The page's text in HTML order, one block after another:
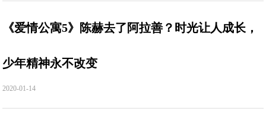
《爱情公寓5》陈赫去了阿拉善？时光让人成长，
少年精神永不改变
2020-01-14